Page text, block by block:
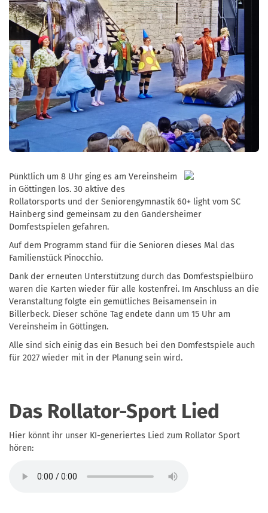
Pünktlich um 8 Uhr ging es am Vereinsheim
in Göttingen los. 30 aktive des
Rollatorsports und der Seniorengymnastik 60+ light vom SC
Hainberg sind gemeinsam zu den Gandersheimer
Domfestspielen gefahren.
Auf dem Programm stand für die Senioren dieses Mal das
Familienstück Pinocchio.
Dank der erneuten Unterstützung durch das Domfestspielbüro
waren die Karten wieder für alle kostenfrei. Im Anschluss an die
Veranstaltung folgte ein gemütliches Beisamensein in
Billerbeck. Dieser schöne Tag endete dann um 15 Uhr am
Vereinsheim in Göttingen.
Alle sind sich einig das ein Besuch bei den Domfestspiele auch
für 2027 wieder mit in der Planung sein wird.
Das Rollator-Sport Lied
Hier könnt ihr unser KI-generiertes Lied zum Rollator Sport
hören: